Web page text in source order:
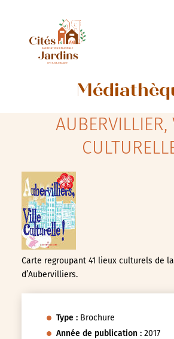
AUBERVILLIER,
Carte regroupant 41 lieux culturels de
d’Aubervilliers.
Type : Brochure
Année de publication : 2017